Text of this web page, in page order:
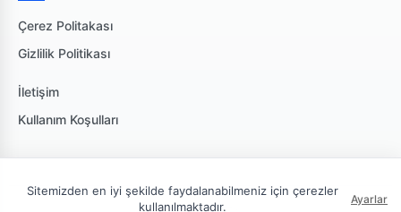
Çerez Politakası
Gizlilik Politikası
İletişim
Kullanım Koşulları
Sitemizden en iyi şekilde faydalanabilmeniz için çerezler
kullanılmaktadır.
Ayarlar